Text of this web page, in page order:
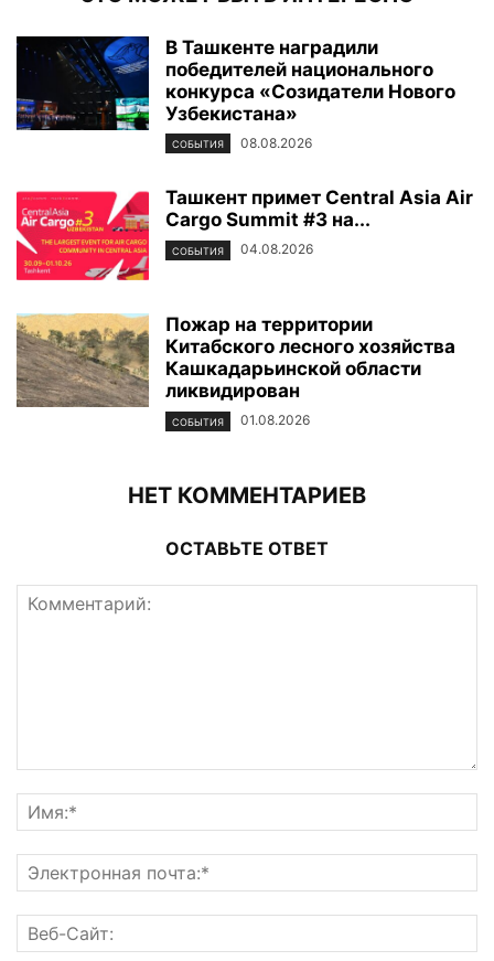
В Ташкенте наградили
победителей национального
конкурса «Созидатели Нового
Узбекистана»
СОБЫТИЯ 08.08.2026
Ташкент примет Central Asia Air
Cargo Summit #3 на...
СОБЫТИЯ 04.08.2026
Пожар на территории
Китабского лесного хозяйства
Кашкадарьинской области
ликвидирован
СОБЫТИЯ 01.08.2026
НЕТ КОММЕНТАРИЕВ
ОСТАВЬТЕ ОТВЕТ